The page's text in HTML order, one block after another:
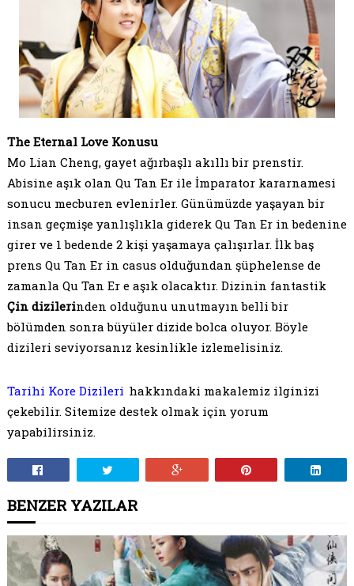
The Eternal Love Konusu
Mo Lian Cheng, gayet ağırbaşlı akıllı bir prenstir.
Abisine aşık olan Qu Tan Er ile İmparator kararnamesi
sonucu mecburen evlenirler. Günümüzde yaşayan bir
insan geçmişe yanlışlıkla giderek Qu Tan Er in bedenine
girer ve 1 bedende 2 kişi yaşamaya çalışırlar. İlk baş
prens Qu Tan Er in casus olduğundan şüphelense de
zamanla Qu Tan Er e aşık olacaktır. Dizinin fantastik
Çin dizilerinden olduğunu unutmayın belli bir
bölümden sonra büyüler dizide bolca oluyor. Böyle
dizileri seviyorsanız kesinlikle izlemelisiniz.
Tarihi Kore Dizileri hakkındaki makalemiz ilginizi
çekebilir. Sitemize destek olmak için yorum
yapabilirsiniz.
BENZER YAZILAR